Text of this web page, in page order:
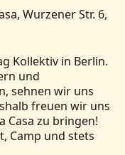
Wurzener Str. 6,
Kollektiv in Berlin.
und
sehnen wir uns
freuen wir uns
Casa zu bringen!
Camp und stets